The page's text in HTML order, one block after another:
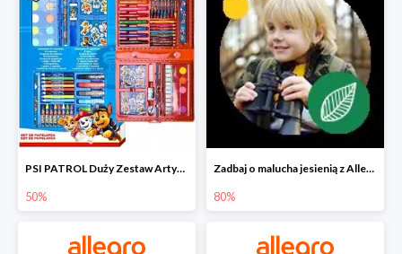
PSI PATROL Duży Zestaw Artystyczny 52 elementy na piąty komplet -50%
50%
Zadbaj o malucha jesienią z Allegro do -80%
80%